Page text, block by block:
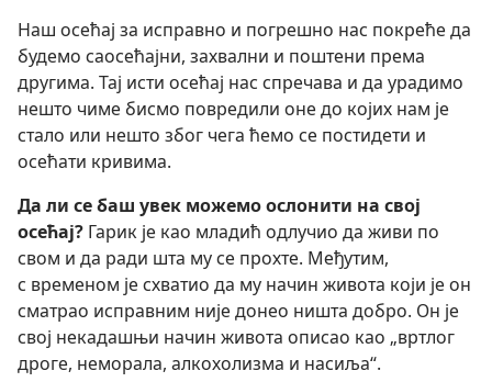
Наш осећај за исправно и погрешно нас покреће да
будемо саосећајни, захвални и поштени према
другима. Тај исти осећај нас спречава и да урадимо
нешто чиме бисмо повредили оне до којих нам је
стало или нешто због чега ћемо се постидети и
осећати кривима.
Да ли се баш увек можемо ослонити на свој
осећај? Гарик је као младић одлучио да живи по
свом и да ради шта му се прохте. Међутим,
с временом је схватио да му начин живота који је он
сматрао исправним није донео ништа добро. Он је
свој некадашњи начин живота описао као „вртлог
дроге, неморала, алкохолизма и насиља“.